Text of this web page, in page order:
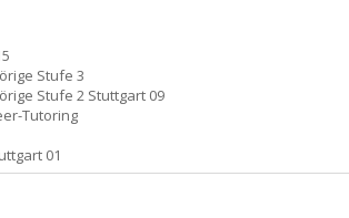
Stufe 3
Stufe 2 Stuttgart 09
Tutoring
01